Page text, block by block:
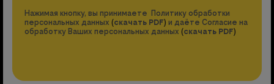
Нажимая кнопку, вы принимаете Политику обработки
персональных данных (скачать PDF) и даёте Согласие на
обработку Ваших персональных данных (скачать PDF)